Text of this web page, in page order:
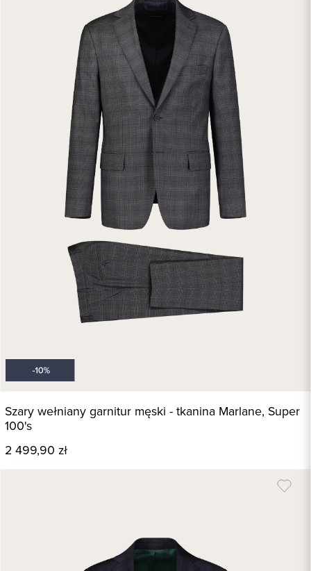
Szary wełniany garnitur męski - tkanina Marlane, Super
100's
2 499,90 zł